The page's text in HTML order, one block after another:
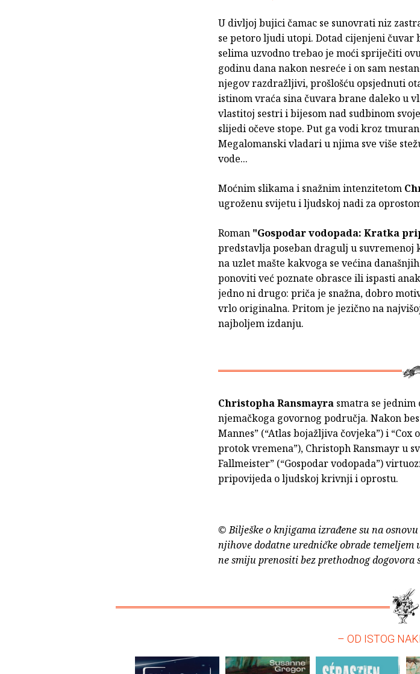
U divljoj bujici čamac se sunovrati niz
se petoro ljudi utopi. Dotad cijenjeni
selima uzvodno trebao je moći spriječiti
godinu dana nakon nesreće i on sam
njegov razdražljivi, prošlošću opsjednuti
istinom vraća sina čuvara brane daleko u
vlastitoj sestri i bijesom nad sudbinom
slijedi očeve stope. Put ga vodi kroz
Megalomanski vladari u njima sve više
vode...
Moćnim slikama i snažnim intenzitetom
ugroženu svijetu i ljudskoj nadi za
Roman "Gospodar vodopada: Kratka
predstavlja poseban dragulj u
na uzlet mašte kakvoga se većina
ponoviti već poznate obrasce ili ispasti
jedno ni drugo: priča je snažna, dobro
vrlo originalna. Pritom je jezično na
najboljem izdanju.
Christopha Ransmayra smatra se
njemačkoga govornog područja. Nakon
Mannes” (“Atlas bojažljiva čovjeka”) i
protok vremena”), Christoph Ransmayr u
Fallmeister” (“Gospodar vodopada”)
pripovijeda o ljudskoj krivnji i oprostu.
© Bilješke o knjigama izrađene su na
njihove dodatne uredničke obrade temeljem
ne smiju prenositi bez prethodnog dogovora
– OD ISTOG